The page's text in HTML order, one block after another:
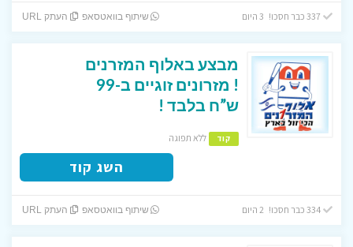
שיתוף בוואטסאפ העתק URL
מבצע באלוף המזרנים
! מזרונים זוגיים ב-99
ש”ח בלבד !
קוד ללא תפוגה
השג קוד
334 כבר חסכו! 2 היום שיתוף בוואטסאפ העתק URL